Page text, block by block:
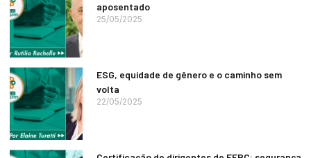
aposentado
25/05/2025
ESG, equidade de gênero e o caminho sem
volta
22/05/2025